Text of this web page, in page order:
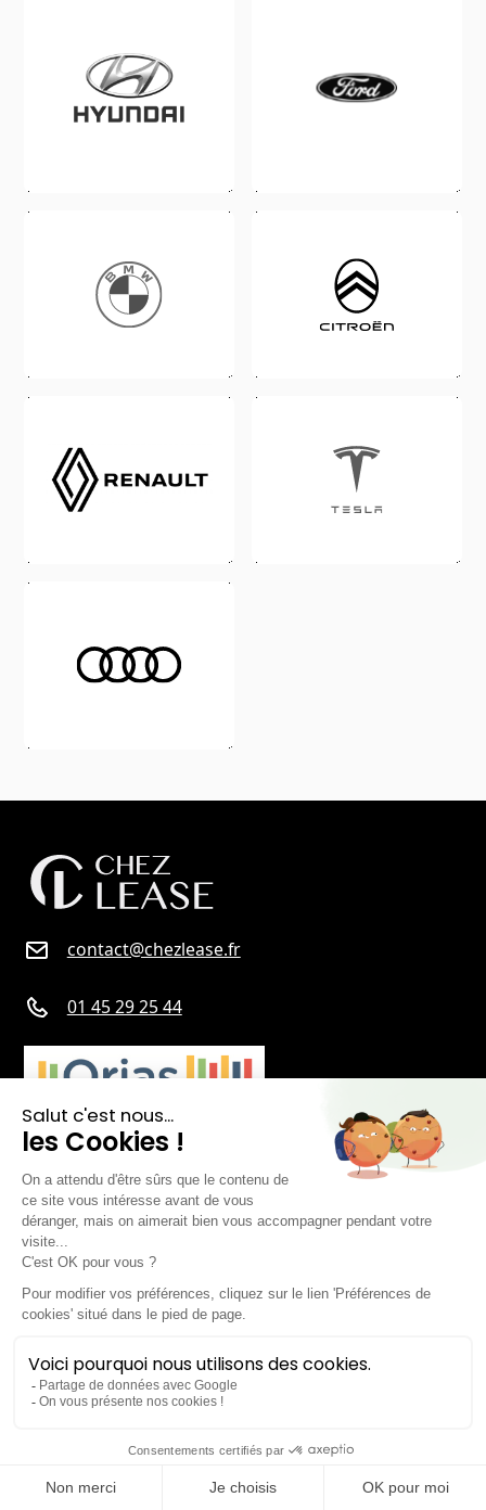
contact@chezlease.fr
01 45 29 25 44
Nos offres de Leasing
Citadine
Compacte
Berline
Cabriolet
Dérivé VP
Fourgon
Véhicule transformé
Chez Lease